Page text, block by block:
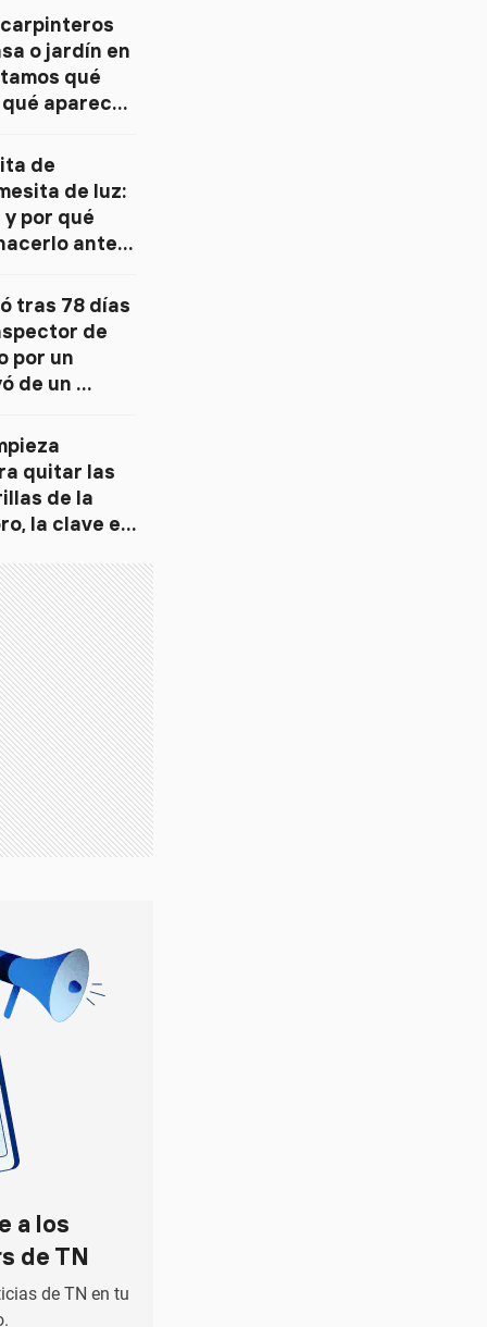
o jardín en
qué
aparecen
de
de luz:
por qué
antes
tras 78 días
de
por un
de un
quitar las
de la
la clave es
a los
de TN
de TN en tu